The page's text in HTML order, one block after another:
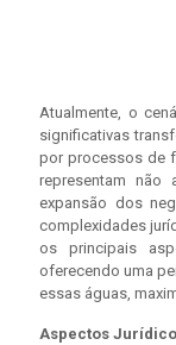
Atualmente, o
significativas
por processos de
representam não
expansão dos
complexidades
os principais
oferecendo uma
essas águas,
Aspectos